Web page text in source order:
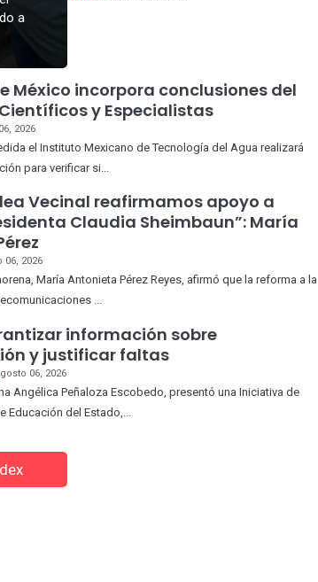
a
México incorpora conclusiones del
y Especialistas
2026
el Instituto Mexicano de Tecnología del Agua realizará
para verificar si...
Vecinal reafirmamos apoyo a
Claudia Sheimbaun”: María
06, 2026
María Antonieta Pérez Reyes, afirmó que la reforma a la
...
información sobre
y justificar faltas
06, 2026
Angélica Peñaloza Escobedo, presentó una Iniciativa de
Educación del Estado,...